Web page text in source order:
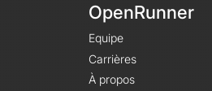
OpenRunner
Equipe
Carrières
À propos